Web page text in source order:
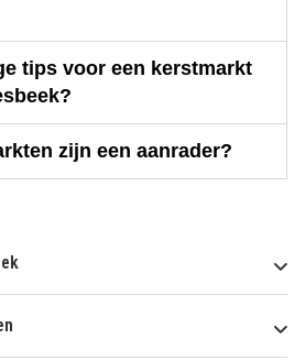
tips voor een kerstmarkt
zijn een aanrader?